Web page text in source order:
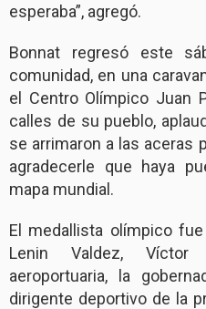
esperaba”, agregó.
Bonnat regresó este
comunidad, en una
el Centro Olímpico Juan
calles de su pueblo,
se arrimaron a las aceras
agradecerle que haya
mapa mundial.
El medallista olímpico
Lenin Valdez, Víctor
aeroportuaria, la
dirigente deportivo de la